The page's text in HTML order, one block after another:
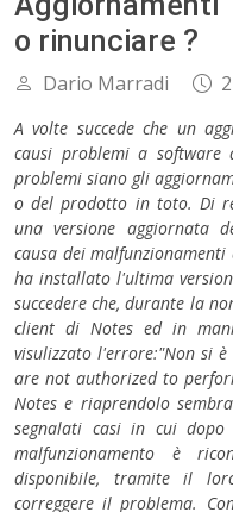
o rinunciare ?
Dario Marradi
A volte succede che un
causi problemi a software
problemi siano gli
o del prodotto in toto. Di
una versione aggiornata
causa dei
ha installato l'ultima
succedere che, durante la
client di Notes ed in
visulizzato l'errore:"Non si
are not authorized to
Notes e riaprendolo
segnalati casi in cui
malfunzionamento è
disponibile, tramite il
correggere il problema.